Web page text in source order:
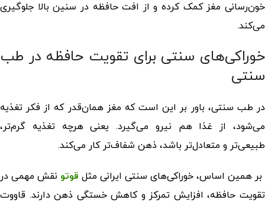
خون‌رسانی مغز کمک کرده و از افت حافظه در سنین بالا جلوگیری
می‌کند.
خوراکی‌های سنتی برای تقویت حافظه در طب
سنتی
در طب سنتی، باور بر این است که مغز همان‌قدر که از فکر تغذیه
می‌شود، از غذا هم نیرو می‌گیرد. یعنی هرچه تغذیه گرم‌تر،
طبیعی‌تر و متعادل‌تر باشد، ذهن شفاف‌تر کار می‌کند.
بر همین اساس، خوراکی‌های سنتی ایرانی مثل قوتو نقش مهمی در
تقویت حافظه، افزایش تمرکز و کاهش خستگی ذهن دارند. قاووت